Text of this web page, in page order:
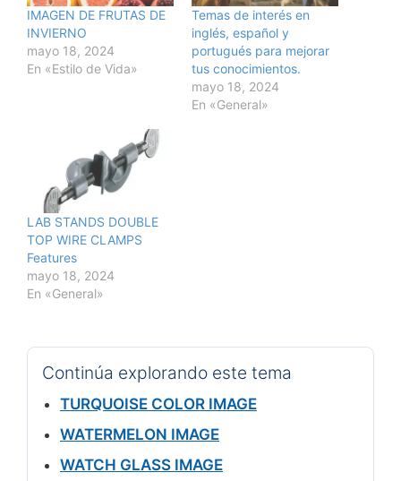
IMAGEN DE FRUTAS DE
INVIERNO
mayo 18, 2024
En «Estilo de Vida»
Temas de interés en
inglés, español y
portugués para mejorar
tus conocimientos.
mayo 18, 2024
En «General»
LAB STANDS DOUBLE
TOP WIRE CLAMPS
Features
mayo 18, 2024
En «General»
Continúa explorando este tema
TURQUOISE COLOR IMAGE
WATERMELON IMAGE
WATCH GLASS IMAGE